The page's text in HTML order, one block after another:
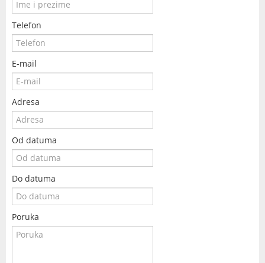
Telefon
E-mail
Adresa
Od datuma
Do datuma
Poruka